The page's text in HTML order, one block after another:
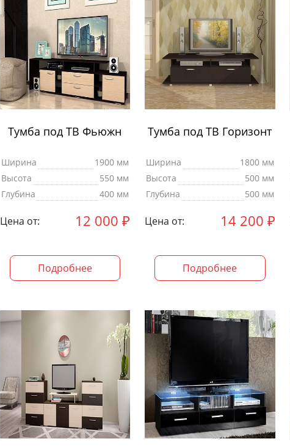
Тумба под ТВ Фьюжн
Ширина
1900 мм
Высота
550 мм
Глубина
400 мм
Цена от: 12 000 ₽
Подробнее
Тумба под ТВ Горизонт
Ширина
1800 мм
Высота
500 мм
Глубина
500 мм
Цена от: 14 200 ₽
Подробнее